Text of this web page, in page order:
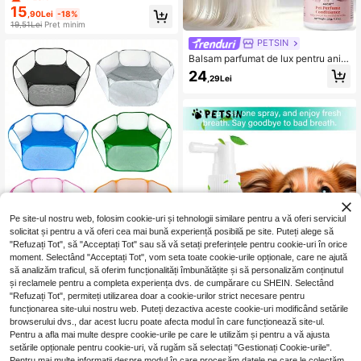
le de companie mici, din material de
aluminiu, potrivită pentru iepuri, ha
msteri, câini/pisici mici, răcire eficie
epuri, produs de răcire pentru câini/
pisici, saltea de răcire din aluminiu
pentru animale de companie de var
ă
15 ,90Lei -18%
19,51Lei Preț minim
Țesătură din poliester, respirabilă, c
arcasă hexagonală pentru animale
de companie, geantă pliabilă din pâ
nză, ambalare, cușcă portabilă pent
ru animale de companie, casă de int
erior, în aer liber, pisică, câine, iepur
e, hamster, arici, cort pentru animal
48,09Lei
PETSIN
Balsam parfumat de lux pentru anim
ale de companie – Formulă cu parfu
m floral și proaspăt de lungă durată
ănește blana mătăsoasă și strălucit
oare, cu parfum de 72 de ore, esenți
al pentru îngrijire premium
24 ,29Lei
PETSIN
PETSIN 1 bucă Spray pentru curăța
Pe site-ul nostru web, folosim cookie-uri și tehnologii similare pentru a vă oferi serviciul
solicitat și pentru a vă oferi cea mai bună experiență posibilă pe site. Puteți alege să
"Refuzați Tot", să "Acceptați Tot" sau să vă setați preferințele pentru cookie-uri în orice
moment. Selectând "Acceptați Tot", vom seta toate cookie-urile opționale, care ne ajută
să analizăm traficul, să oferim funcționalități îmbunătățite și să personalizăm conținutul
și reclamele pentru a completa experiența dvs. de cumpărare cu SHEIN. Selectând
"Refuzați Tot", permiteți utilizarea doar a cookie-urilor strict necesare pentru
funcționarea site-ului nostru web. Puteți dezactiva aceste cookie-uri modificând setările
browserului dvs., dar acest lucru poate afecta modul în care funcționează site-ul.
Pentru a afla mai multe despre cookie-urile pe care le utilizăm și pentru a vă ajusta
setările opționale pentru cookie-uri, vă rugăm să selectați "Gestionați Cookie-urile".